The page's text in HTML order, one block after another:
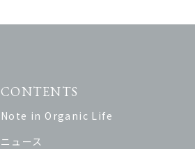
CONTENTS
Note in Organic Life
ニュース